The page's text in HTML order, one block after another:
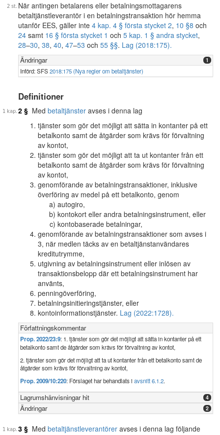
När antingen betalarens eller betalningsmottagarens
betaltjänstleverantör i en betalningstransaktion hör hemma
utanför EES, gäller inte 4 kap. 4 § första stycket 2, 10 §8 och
24 samt 16 § första stycket 1 och 5 kap. 1 § andra stycket,
28–30, 38, 40, 47–53 och 55 §§. Lag (2018:175).
Ändringar 1
Införd: SFS2018:175 (Nya regler om betaltjänster)
Definitioner
2 § Med betaltjänster avses i denna lag
tjänster som gör det möjligt att sätta in kontanter på ett
betalkonto samt de åtgärder som krävs för förvaltning
av kontot,
tjänster som gör det möjligt att ta ut kontanter från ett
betalkonto samt de åtgärder som krävs för förvaltning
av kontot,
genomförande av betalningstransaktioner, inklusive
överföring av medel på ett betalkonto, genom
autogiro,
kontokort eller andra betalningsinstrument, eller
kontobaserade betalningar,
genomförande av betalningstransaktioner som avses i
3, när medlen täcks av en betaltjänstanvändares
kreditutrymme,
utgivning av betalningsinstrument eller inlösen av
transaktionsbelopp där ett betalningsinstrument har
använts,
penningöverföring,
betalningsinitieringstjänster, eller
kontoinformationstjänster. Lag (2022:1728).
Författningskommentar
Prop. 2022/23:9: 1. tjänster som gör det möjligt att sätta in kontanter på ett
betalkonto samt de åtgärder som krävs för förvaltning av kontot,
2. tjänster som gör det möjligt att ta ut kontanter från ett betalkonto samt de
åtgärder som krävs för förvaltning av kontot,
Prop. 2009/10:220: Förslaget har behandlats i avsnitt 6.1.2.
Lagrumshänvisningar hit 4
Ändringar 2
3 § Med betaltjänstleverantörer avses i denna lag följande